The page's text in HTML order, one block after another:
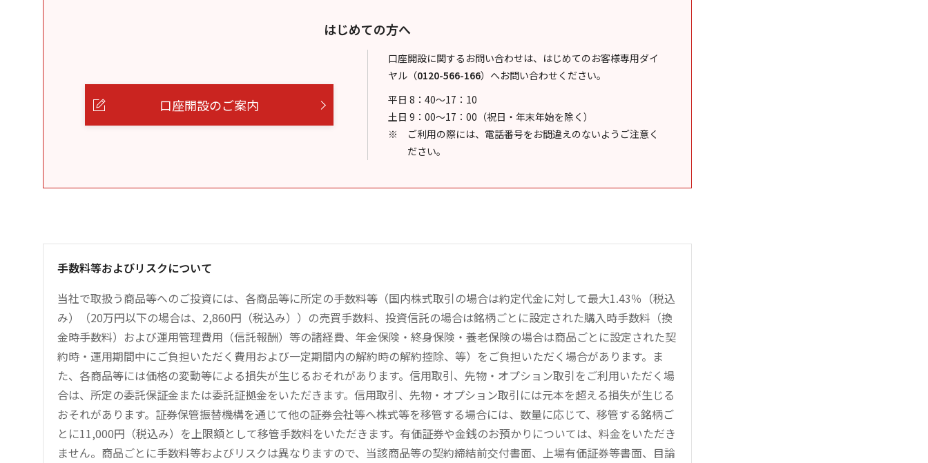
はじめての方へ
口座開設のご案内
口座開設に関するお問い合わせは、はじめてのお客様専用ダイ
ヤル （0120-566-166） へお問い合わせください。
平日 8：40～17：10
土日 9：00～17：00（祝日・年末年始を除く）
ご利用の際には、電話番号をお間違えのないようご注意く
ださい。
手数料等およびリスクについて
当社で取扱う商品等へのご投資には、各商品等に所定の手数料等（国内株式取引の場合は約定代金に対して最大1.43％（税込
み）（20万円以下の場合は、2,860円（税込み））の売買手数料、投資信託の場合は銘柄ごとに設定された購入時手数料（換
金時手数料）および運用管理費用（信託報酬）等の諸経費、年金保険・終身保険・養老保険の場合は商品ごとに設定された契
約時・運用期間中にご負担いただく費用および一定期間内の解約時の解約控除、等）をご負担いただく場合があります。ま
た、各商品等には価格の変動等による損失が生じるおそれがあります。信用取引、先物・オプション取引をご利用いただく場
合は、所定の委託保証金または委託証拠金をいただきます。信用取引、先物・オプション取引には元本を超える損失が生じる
おそれがあります。証券保管振替機構を通じて他の証券会社等へ株式等を移管する場合には、数量に応じて、移管する銘柄ご
とに11,000円（税込み）を上限額として移管手数料をいただきます。有価証券や金銭のお預かりについては、料金をいただき
ません。商品ごとに手数料等およびリスクは異なりますので、当該商品等の契約締結前交付書面、上場有価証券等書面、目論